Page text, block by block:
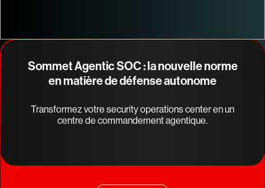
Sommet Agentic SOC : la nouvelle norme
en matière de défense autonome
Transformez votre security operations center en un
centre de commandement agentique.